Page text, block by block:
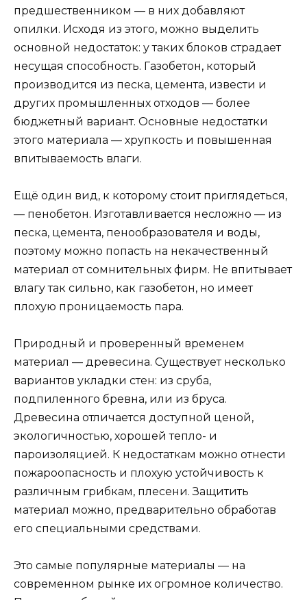
предшественником — в них добавляют
опилки. Исходя из этого, можно выделить
основной недостаток: у таких блоков страдает
несущая способность. Газобетон, который
производится из песка, цемента, извести и
других промышленных отходов — более
бюджетный вариант. Основные недостатки
этого материала — хрупкость и повышенная
впитываемость влаги.
Ещё один вид, к которому стоит приглядеться,
— пенобетон. Изготавливается несложно — из
песка, цемента, пенообразователя и воды,
поэтому можно попасть на некачественный
материал от сомнительных фирм. Не впитывает
влагу так сильно, как газобетон, но имеет
плохую проницаемость пара.
Природный и проверенный временем
материал — древесина. Существует несколько
вариантов укладки стен: из сруба,
подпиленного бревна, или из бруса.
Древесина отличается доступной ценой,
экологичностью, хорошей тепло- и
пароизоляцией. К недостаткам можно отнести
пожароопасность и плохую устойчивость к
различным грибкам, плесени. Защитить
материал можно, предварительно обработав
его специальными средствами.
Это самые популярные материалы — на
современном рынке их огромное количество.